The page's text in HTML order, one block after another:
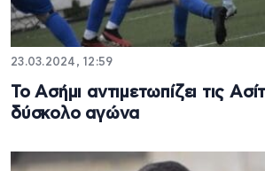
23.03.2024, 12:59
Το Ασήμι αντιμετωπίζει τις
δύσκολο αγώνα